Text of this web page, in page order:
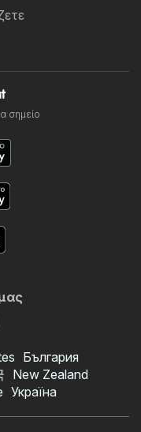
σημείο
България
New Zealand
Україна